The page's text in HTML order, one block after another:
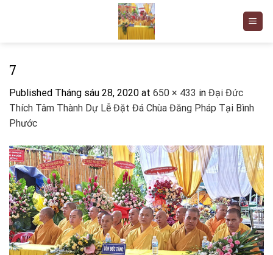
7
Published Tháng sáu 28, 2020 at 650 × 433 in Đại Đức
Thích Tâm Thành Dự Lễ Đặt Đá Chùa Đăng Pháp Tại Bình
Phước